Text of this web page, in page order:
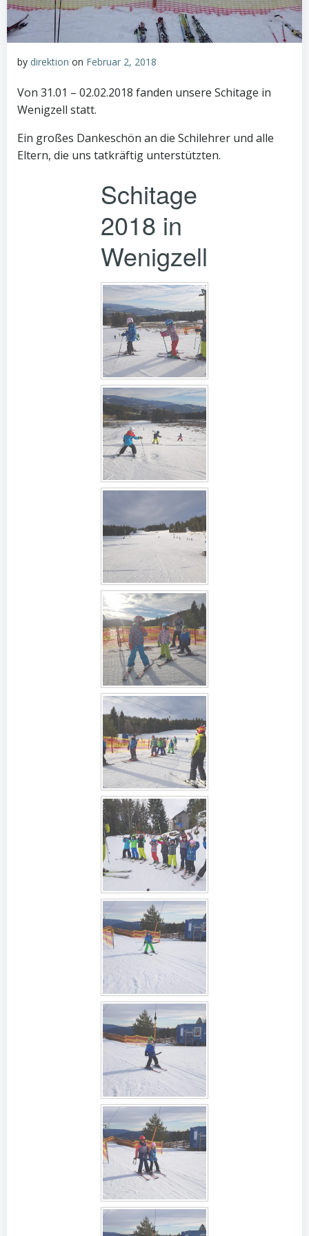
by direktion on Februar 2, 2018
Von 31.01 – 02.02.2018 fanden unsere Schitage in
Wenigzell statt.
Ein großes Dankeschön an die Schilehrer und alle
Eltern, die uns tatkräftig unterstützten.
Schitage
2018 in
Wenigzell